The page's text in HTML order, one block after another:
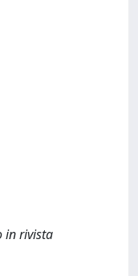
in rivista